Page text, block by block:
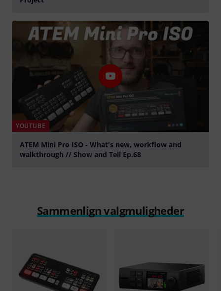
YOUTUBE
ATEM Mini Pro ISO - What's new, workflow and
walkthrough // Show and Tell Ep.68
Sammenlign valgmuligheder